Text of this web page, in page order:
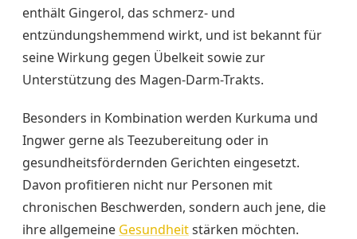
enthält Gingerol, das schmerz- und
entzündungshemmend wirkt, und ist bekannt für
seine Wirkung gegen Übelkeit sowie zur
Unterstützung des Magen-Darm-Trakts.
Besonders in Kombination werden Kurkuma und
Ingwer gerne als Teezubereitung oder in
gesundheitsfördernden Gerichten eingesetzt.
Davon profitieren nicht nur Personen mit
chronischen Beschwerden, sondern auch jene, die
ihre allgemeine Gesundheitstärken möchten.